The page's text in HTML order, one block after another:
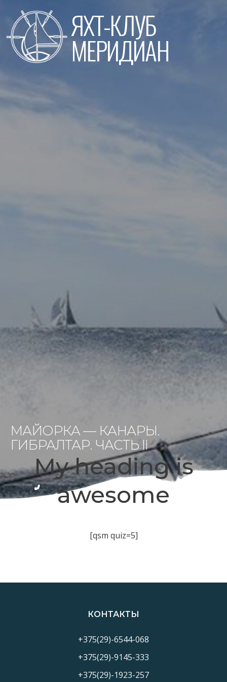
к
содержимому
ЯХТ-КЛУБ
МЕРИДИАН
МАЙОРКА — КАНАРЫ.
ГИБРАЛТАР. ЧАСТЬ II
My heading is
awesome
[qsm quiz=5]
КОНТАКТЫ
+375(29)-6544-068
+375(29)-9145-333
+375(29)-1923-257